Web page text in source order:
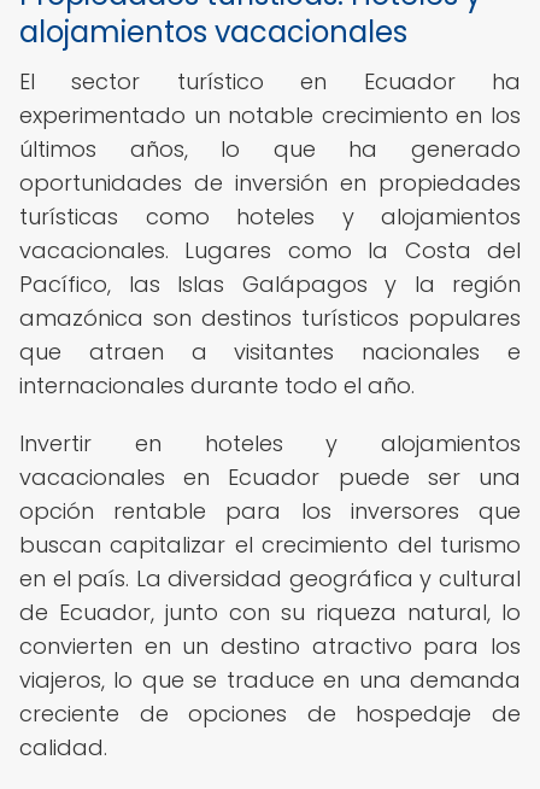
alojamientos vacacionales
El sector turístico en Ecuador ha
experimentado un notable crecimiento en los
últimos años, lo que ha generado
oportunidades de inversión en propiedades
turísticas como hoteles y alojamientos
vacacionales. Lugares como la Costa del
Pacífico, las Islas Galápagos y la región
amazónica son destinos turísticos populares
que atraen a visitantes nacionales e
internacionales durante todo el año.
Invertir en hoteles y alojamientos
vacacionales en Ecuador puede ser una
opción rentable para los inversores que
buscan capitalizar el crecimiento del turismo
en el país. La diversidad geográfica y cultural
de Ecuador, junto con su riqueza natural, lo
convierten en un destino atractivo para los
viajeros, lo que se traduce en una demanda
creciente de opciones de hospedaje de
calidad.